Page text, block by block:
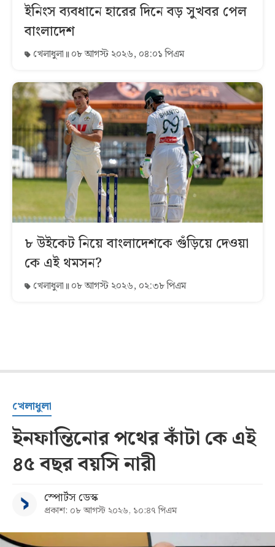
ইনিংস ব্যবধানে হারের দিনে বড় সুখবর পেল
বাংলাদেশ
খেলাধুলা ০৮ আগস্ট ২০২৬, ০৪:০১ পিএম
৮ উইকেট নিয়ে বাংলাদেশকে গুঁড়িয়ে দেওয়া
কে এই থমসন?
খেলাধুলা ০৮ আগস্ট ২০২৬, ০২:৩৮ পিএম
খেলাধুলা
ইনফান্তিনোর পথের কাঁটা কে এই
৪৫ বছর বয়সি নারী
স্পোর্টস ডেস্ক
প্রকাশ: ০৮ আগস্ট ২০২৬, ১০:৪৭ পিএম